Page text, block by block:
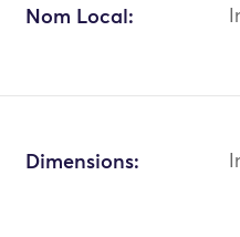
Nom Local:
Dimensions: